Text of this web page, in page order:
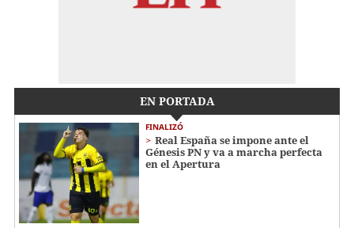
EN PORTADA
FINALIZÓ
Real España se impone ante el
Génesis PN y va a marcha perfecta
en el Apertura